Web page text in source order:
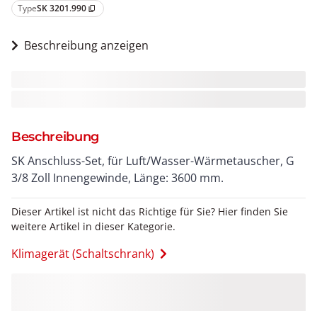
TypeSK 3201.990 content_copy
Beschreibung anzeigen
Beschreibung
SK Anschluss-Set, für Luft/Wasser-Wärmetauscher, G
3/8 Zoll Innengewinde, Länge: 3600 mm.
Dieser Artikel ist nicht das Richtige für Sie? Hier finden Sie
weitere Artikel in dieser Kategorie.
Klimagerät (Schaltschrank)